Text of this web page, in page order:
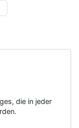
die in jeder